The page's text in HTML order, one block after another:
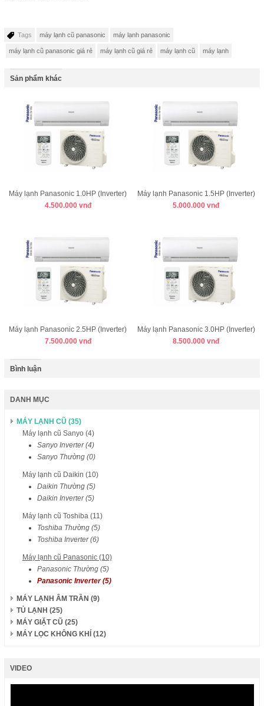
Tags máy lạnh cũ panasonic máy lạnh panasonic
máy lạnh cũ panasonic giá rẻ máy lạnh cũ giá rẻ máy lạnh cũ máy lạnh
Sản phẩm khác
Máy lạnh Panasonic 1.0HP (Inverter)
4.500.000 vnđ
Máy lạnh Panasonic 1.5HP (Inverter)
5.000.000 vnđ
Máy lạnh Panasonic 2.5HP (Inverter)
7.500.000 vnđ
Máy lạnh Panasonic 3.0HP (Inverter)
8.500.000 vnđ
Bình luận
DANH MỤC
MÁY LẠNH CŨ (35)
Máy lạnh cũ Sanyo (4)
Sanyo Inverter (4)
Sanyo Thường (0)
Máy lạnh cũ Daikin (10)
Daikin Thường (5)
Daikin Inverter (5)
Máy lạnh cũ Toshiba (11)
Toshiba Thường (5)
Toshiba Inverter (6)
Máy lạnh cũ Panasonic (10)
Panasonic Thường (5)
Panasonic Inverter (5)
MÁY LẠNH ÂM TRẦN (9)
TỦ LẠNH (25)
MÁY GIẶT CŨ (25)
MÁY LỌC KHÔNG KHÍ (12)
VIDEO